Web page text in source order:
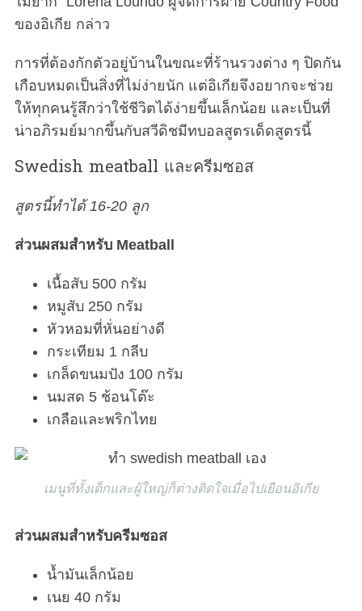
ของอิเกีย กล่าว
การที่ต้องกักตัวอยู่บ้านในขณะที่ร้านรวงต่าง ๆ ปิดกัน
เกือบหมดเป็นสิ่งที่ไม่ง่ายนัก แต่อิเกียจึงอยากจะช่วย
ให้ทุกคนรู้สึกว่าใช้ชีวิตได้ง่ายขึ้นเล็กน้อย และเป็นที่
น่าอภิรมย์มากขึ้นกับสวีดิชมีทบอลสูตรเด็ดสูตรนี้
Swedish meatball และครีมซอส
สูตรนี้ทำได้ 16-20 ลูก
ส่วนผสมสำหรับ Meatball
เนื้อสับ 500 กรัม
หมูสับ 250 กรัม
หัวหอมที่หั่นอย่างดี
กระเทียม 1 กลีบ
เกล็ดขนมปัง 100 กรัม
นมสด 5 ช้อนโต๊ะ
เกลือและพริกไทย
เมนูที่ทั้งเด็กและผู้ใหญ่ก็ต่างติดใจเมื่อไปเยือนอิเกีย
ส่วนผสมสำหรับครีมซอส
น้ำมันเล็กน้อย
เนย 40 กรัม